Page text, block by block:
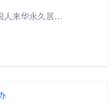
人来华永久居…